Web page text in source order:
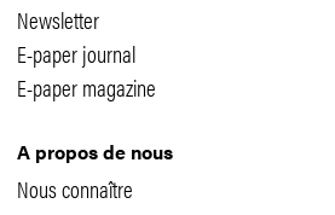
Newsletter
E-paper journal
E-paper magazine
A propos de nous
Nous connaître